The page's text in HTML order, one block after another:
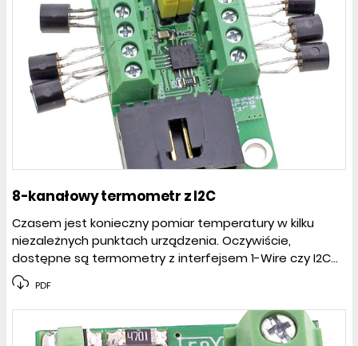
8-kanałowy termometr z I2C
Czasem jest konieczny pomiar temperatury w kilku
niezależnych punktach urządzenia. Oczywiście,
dostępne są termometry z interfejsem 1-Wire czy I2C...
PDF